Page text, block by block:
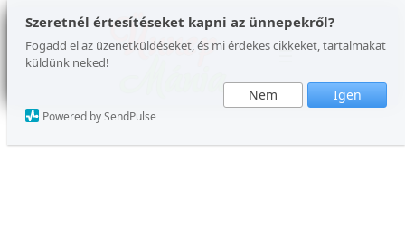
Szeretnél értesítéseket kapni az ünnepekről?
Fogadd el az üzenetküldéseket, és mi érdekes cikkeket, tartalmakat
küldünk neked!
Nem Igen
Powered by SendPulse